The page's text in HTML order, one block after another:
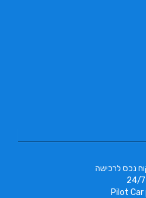
נכס לרכישה